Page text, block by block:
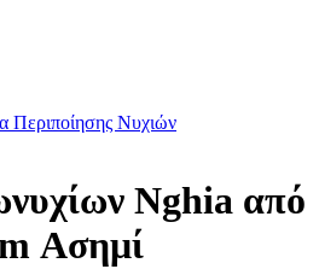
Περιποίησης Νυχιών
Nghia από
Ασημί